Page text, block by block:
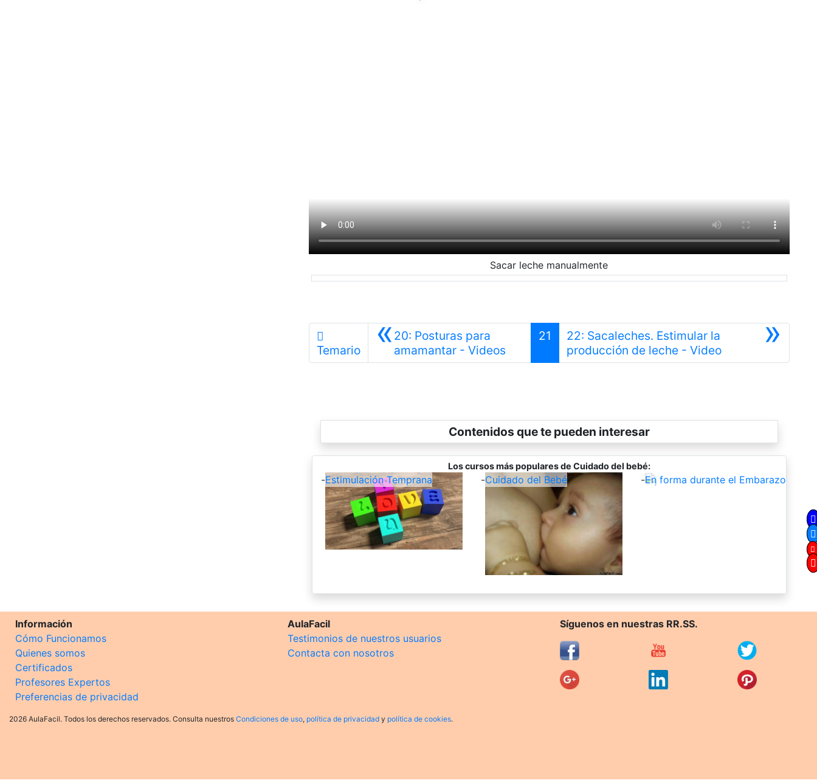
Sacar leche manualmente
Temario «20: Posturas para
amamantar - VideosAnterior
21 »
22: Sacaleches. Estimular la
producción de leche - VideoSiguiente
Contenidos que te pueden interesar
Los cursos más populares de Cuidado del bebé:
-Estimulación Temprana -Cuidado del Bebé -En forma durante el Embarazo
Información
Cómo Funcionamos
Quienes somos
Certificados
Profesores Expertos
Preferencias de privacidad
AulaFacil
Testimonios de nuestros usuarios
Contacta con nosotros
Síguenos en nuestras RR.SS.
2026 AulaFacil. Todos los derechos reservados. Consulta nuestros Condiciones de uso, política de privacidad y política de cookies.